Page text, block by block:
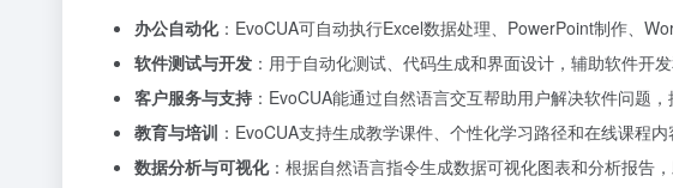
办公自动化：EvoCUA可自动执行Excel数据处理、PowerPoint制作、
软件测试与开发 ：用于自动化测试、代码生成和界面设计，辅助软件开发
客户服务与支持 ：EvoCUA能通过自然语言交互帮助用户解决软件问题
教育与培训 ：EvoCUA支持生成教学课件、个性化学习路径和在线课程内
数据分析与可视化：根据自然语言指令生成数据可视化图表和分析报告，